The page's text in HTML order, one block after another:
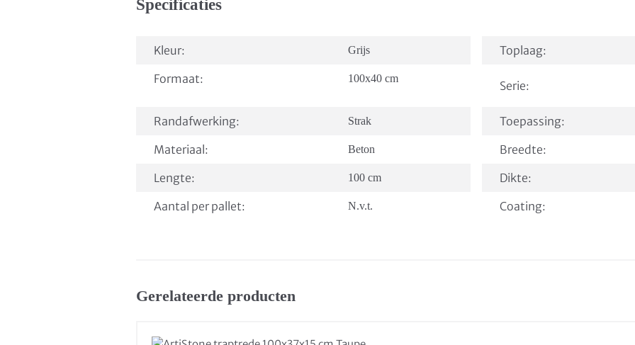
Specificaties
Kleur: Grijs Toplaag:
Formaat: 100x40 cm
Serie:
Randafwerking: Strak Toepassing:
Materiaal: Beton Breedte:
Lengte: 100 cm Dikte:
Aantal per pallet: N.v.t. Coating:
Gerelateerde producten